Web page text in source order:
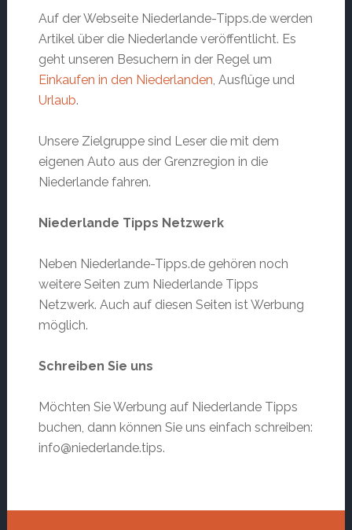
Auf der Webseite Niederlande-Tipps.de werden
Artikel über die Niederlande veröffentlicht. Es
geht unseren Besuchern in der Regel um
Einkaufen in den Niederlanden, Ausflüge und
Urlaub.
Unsere Zielgruppe sind Leser die mit dem
eigenen Auto aus der Grenzregion in die
Niederlande fahren.
Niederlande Tipps Netzwerk
Neben Niederlande-Tipps.de gehören noch
weitere Seiten zum Niederlande Tipps
Netzwerk. Auch auf diesen Seiten ist Werbung
möglich.
Schreiben Sie uns
Möchten Sie Werbung auf Niederlande Tipps
buchen, dann können Sie uns einfach schreiben:
info@niederlande.tips.